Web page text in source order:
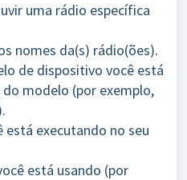
uma rádio específica
nomes da(s) rádio(ões).
de dispositivo você está
modelo (por exemplo,
está executando no seu
está usando (por